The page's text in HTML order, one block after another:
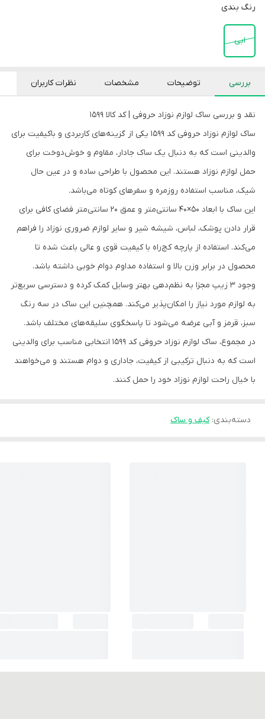
رنگ بندی
ابی
بررسی توضیحات مشخصات نظرات کاربران
نقد و بررسی ساک لوازم نوزاد حروفی | کد کالا ۱۵۹۹
ساک لوازم نوزاد حروفی کد ۱۵۹۹ یکی از گزینه‌های کاربردی و باکیفیت برای
والدینی است که به دنبال یک ساک جادار، مقاوم و خوش‌دوخت برای
حمل لوازم نوزاد هستند. این محصول با طراحی ساده و در عین حال
شیک، مناسب استفاده روزمره و سفرهای کوتاه می‌باشد.
این ساک با ابعاد ۵۰×۴۰ سانتی‌متر و عمق ۲۰ سانتی‌متر فضای کافی برای
قرار دادن پوشک، لباس، شیشه شیر و سایر لوازم ضروری نوزاد را فراهم
می‌کند. استفاده از پارچه کج‌راه با کیفیت قوی و عالی باعث شده تا
محصول در برابر وزن بالا و استفاده مداوم دوام خوبی داشته باشد.
وجود ۳ زیپ مجزا به نظم‌دهی بهتر وسایل کمک کرده و دسترسی سریع‌تر
به لوازم مورد نیاز را امکان‌پذیر می‌کند. همچنین این ساک در سه رنگ
سبز، قرمز و آبی عرضه می‌شود تا پاسخگوی سلیقه‌های مختلف باشد.
در مجموع، ساک لوازم نوزاد حروفی کد ۱۵۹۹ انتخابی مناسب برای والدینی
است که به دنبال ترکیبی از کیفیت، جاداری و دوام هستند و می‌خواهند
با خیال راحت لوازم نوزاد خود را حمل کنند.
دسته‌بندی:کیف و ساک